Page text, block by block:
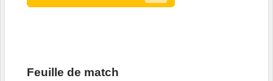
Feuille de match